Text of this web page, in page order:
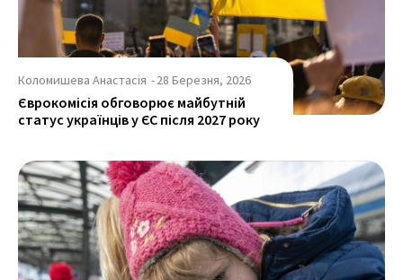
Коломишева Анастасія -28 Березня, 2026
Єврокомісія обговорює майбутній
статус українців у ЄС після 2027 року